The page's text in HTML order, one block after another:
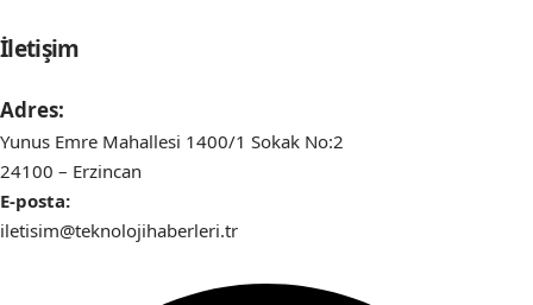
İletişim
Adres:
Yunus Emre Mahallesi 1400/1 Sokak No:2
24100 – Erzincan
E-posta:
iletisim@teknolojihaberleri.tr